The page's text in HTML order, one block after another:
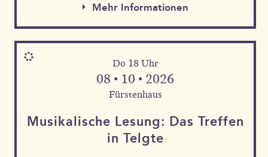
Mehr Informationen
Do 18 Uhr
08 • 10 • 2026
Fürstenhaus
Musika­lische Le­sung: Das Tref­fen
in Telgte